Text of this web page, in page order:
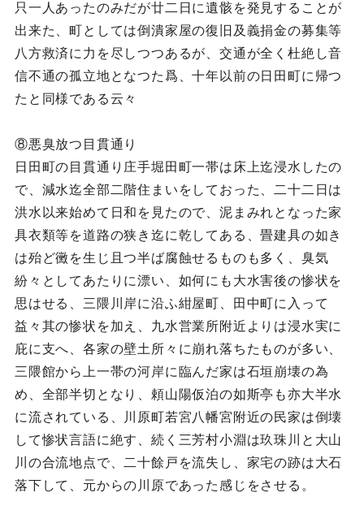
只一人あったのみだが廿二日に遺骸を発見することが
出来た、町としては倒潰家屋の復旧及義捐金の募集等
八方救済に力を尽しつつあるが、交通が全く杜絶し音
信不通の孤立地となつた爲、十年以前の日田町に帰つ
たと同様である云々
⑧悪臭放つ目貫通り
日田町の目貫通り庄手堀田町一帯は床上迄浸水したの
で、減水迄全部二階住まいをしておった、二十二日は
洪水以来始めて日和を見たので、泥まみれとなった家
具衣類等を道路の狭き迄に乾してある、畳建具の如き
は殆ど黴を生じ且つ半ば腐蝕せるものも多く、臭気
紛々としてあたりに漂い、如何にも大水害後の惨状を
思はせる、三隈川岸に沿ふ紺屋町、田中町に入って
益々其の惨状を加え、九水営業所附近よりは浸水実に
庇に支へ、各家の壁土所々に崩れ落ちたものが多い、
三隈館から上一帯の河岸に臨んだ家は石垣崩壊の為
め、全部半切となり、頼山陽仮泊の如斯亭も亦大半水
に流されている、川原町若宮八幡宮附近の民家は倒壊
して惨状言語に絶す、続く三芳村小淵は玖珠川と大山
川の合流地点で、二十餘戸を流失し、家宅の跡は大石
落下して、元からの川原であった感じをさせる。